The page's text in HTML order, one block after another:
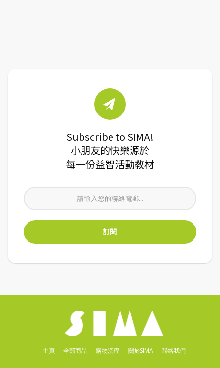
Subscribe to SIMA!
小朋友的快樂源於
每一份益智活動教材
主頁 全部商品 購物流程 關於SIMA 聯絡我們